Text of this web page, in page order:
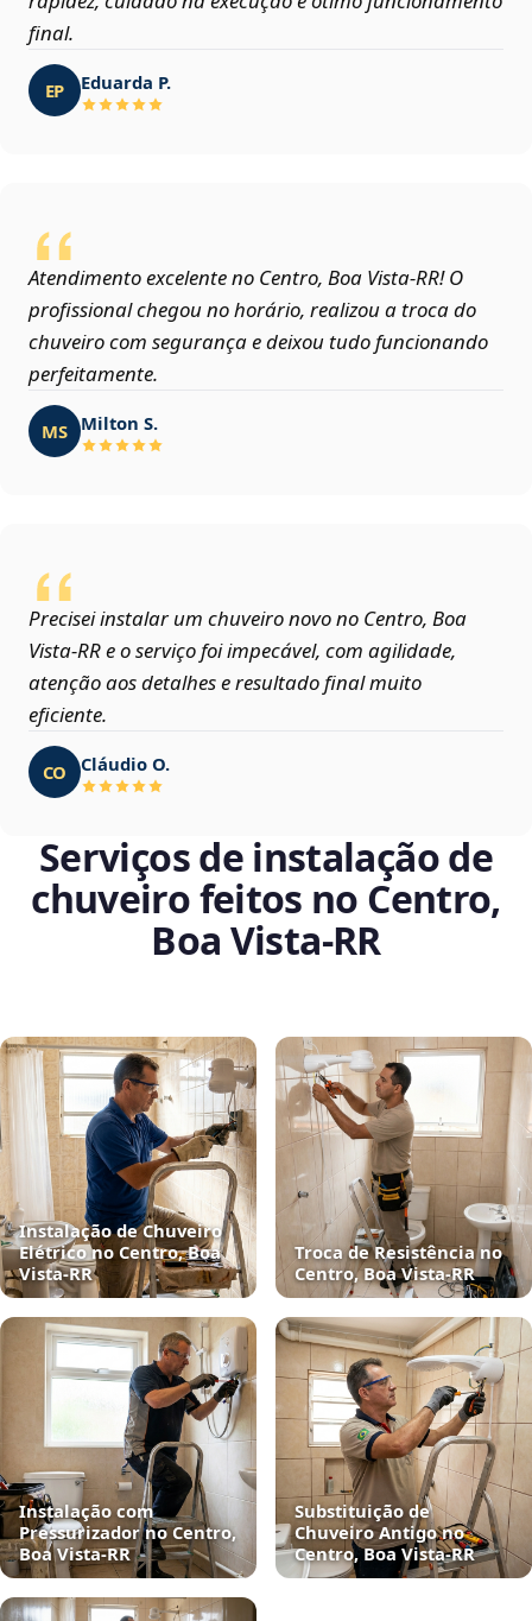
final.
EP Eduarda P.
Atendimento excelente no Centro, Boa Vista‑RR! O
profissional chegou no horário, realizou a troca do
chuveiro com segurança e deixou tudo funcionando
perfeitamente.
MS Milton S.
Precisei instalar um chuveiro novo no Centro, Boa
Vista‑RR e o serviço foi impecável, com agilidade,
atenção aos detalhes e resultado final muito
eficiente.
CO Cláudio O.
Serviços de instalação de
chuveiro feitos no Centro,
Boa Vista‑RR
Instalação de Chuveiro
Elétrico no Centro, Boa
Vista‑RR
Troca de Resistência no
Centro, Boa Vista‑RR
Instalação com
Pressurizador no Centro,
Boa Vista‑RR
Substituição de
Chuveiro Antigo no
Centro, Boa Vista‑RR